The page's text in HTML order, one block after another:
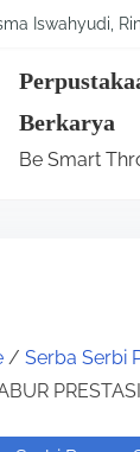
Iswahyudi,
Berkarya
Be Smart
/ Serba Serbi
PRESTASI